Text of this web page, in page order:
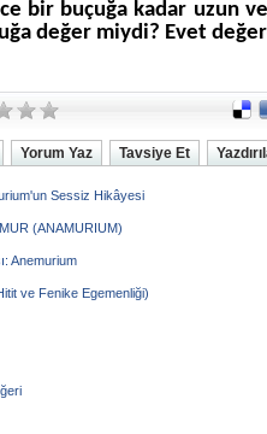
bir buçuğa kadar uzun
değer miydi? Evet
Yorum Yaz Tavsiye Et
Sessiz Hikâyesi
(ANAMURIUM)
Anemurium
ve Fenike Egemenliği)